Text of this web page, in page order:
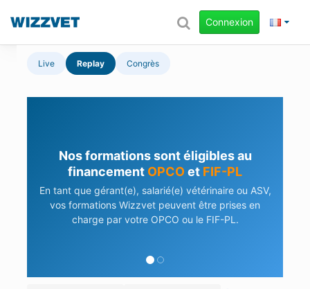
Connexion
Live Replay Congrès
Nos formations sont éligibles au
financement OPCOet FIF-PL
En tant que gérant(e), salarié(e) vétérinaire ou ASV,
vos formations Wizzvet peuvent être prises en
charge par votre OPCO ou le FIF-PL.